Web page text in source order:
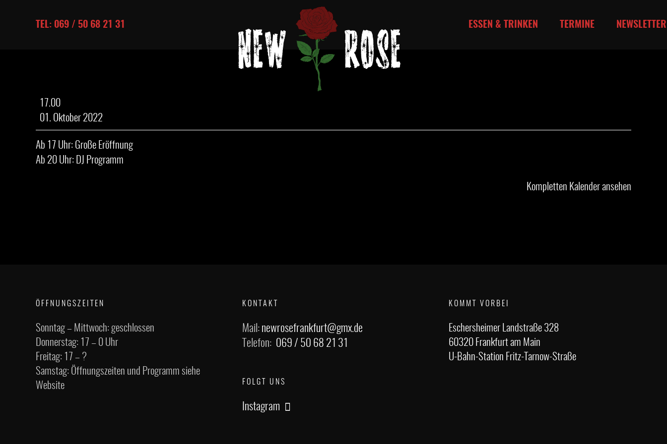
TEL: 069 / 50 68 21 31 ESSEN & TRINKEN TERMINE NEWSLETTER
Eröffnungsparty
17.00
01. Oktober 2022
Ab 17 Uhr: Große Eröffnung
Ab 20 Uhr: DJ Programm
Kompletten Kalender ansehen
ÖFFNUNGSZEITEN
Sonntag – Mittwoch: geschlossen
Donnerstag: 17 – 0 Uhr
Freitag: 17 – ?
Samstag: Öffnungszeiten und Programm siehe
Website
KONTAKT
Mail: newrosefrankfurt@gmx.de
Telefon: 069 / 50 68 21 31
FOLGT UNS
Instagram
KOMMT VORBEI
Eschersheimer Landstraße 328
60320 Frankfurt am Main
U-Bahn-Station Fritz-Tarnow-Straße